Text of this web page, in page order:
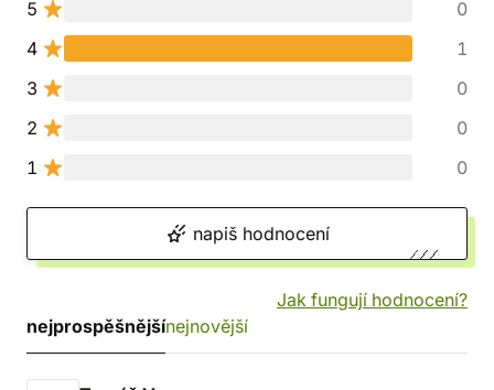
5
0
4
1
3
0
2
0
1
0
napiš hodnocení
Jak fungují hodnocení?
nejprospěšnějšínejnovější